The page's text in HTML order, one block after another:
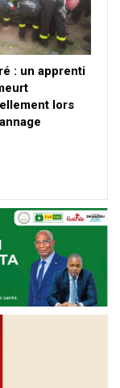
: un apprenti
lors